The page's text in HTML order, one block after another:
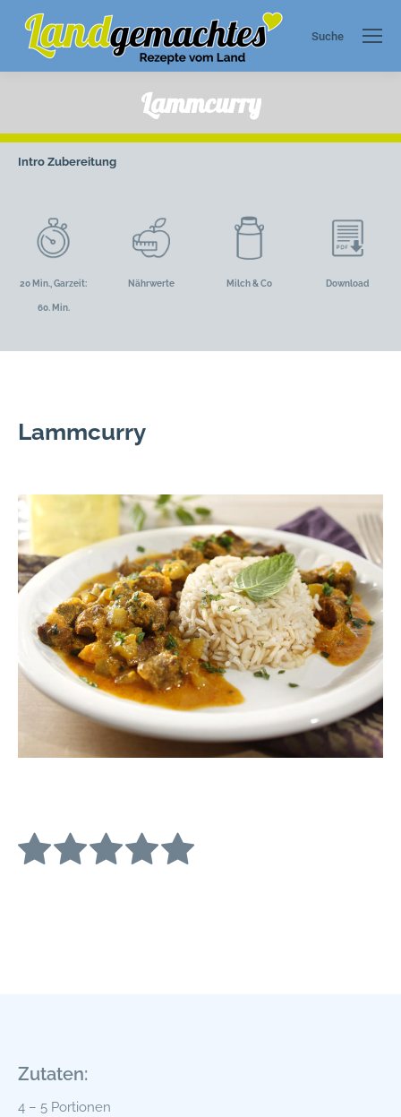
Search:
Suche
Lammcurry
Intro Zubereitung
20 Min., Garzeit:
60. Min.
Nährwerte Milch & Co Download
Lammcurry
Zutaten:
4 – 5 Portionen